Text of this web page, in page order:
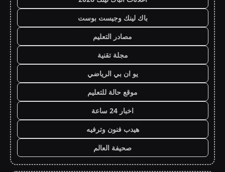
باك لينك وجيست بوست
مصادر التعليم
مجلة تقنية
يو ان بي الرياضي
موقع حالة للتعليم
اخبار 24 ساعة
هيدب فنون وترفيه
صحيفة العالم